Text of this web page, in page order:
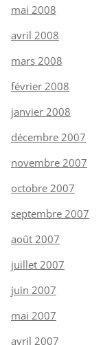
mai 2008
avril 2008
mars 2008
février 2008
janvier 2008
décembre 2007
novembre 2007
octobre 2007
septembre 2007
août 2007
juillet 2007
juin 2007
mai 2007
avril 2007